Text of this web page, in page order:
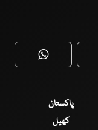
WhatsApp
پاکستان
کھیل